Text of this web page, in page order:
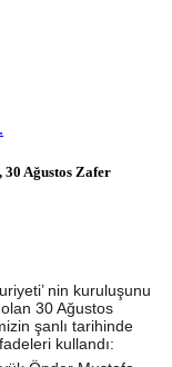
Ağustos Zafer
nin kuruluşunu
30 Ağustos
şanlı tarihinde
kullandı: